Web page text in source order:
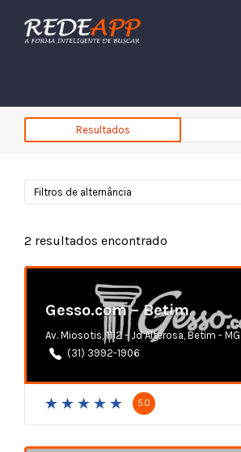
Procurar:
Resultados
Filtros de alternância
2 resultados encontrado
Gesso.com – Betim
Av. Miosotis, 1112 - Jd Alterosa, Betim - MG
(31) 3992-1906
5.0